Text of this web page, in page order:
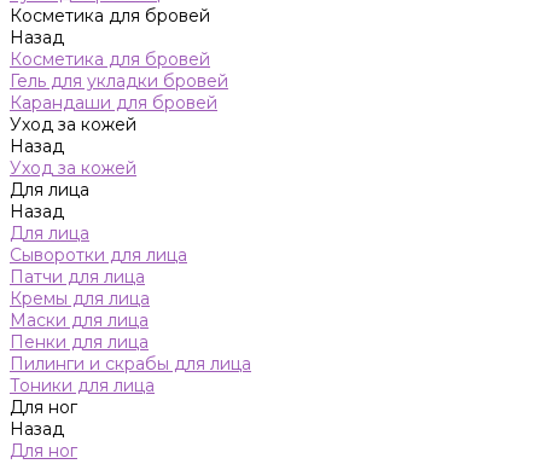
Косметика для бровей
Назад
Косметика для бровей
Гель для укладки бровей
Карандаши для бровей
Уход за кожей
Назад
Уход за кожей
Для лица
Назад
Для лица
Сыворотки для лица
Патчи для лица
Кремы для лица
Маски для лица
Пенки для лица
Пилинги и скрабы для лица
Тоники для лица
Для ног
Назад
Для ног